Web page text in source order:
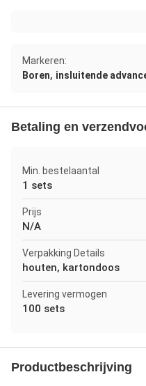
Markeren:
Boren, insluitende
Betaling en
Min. bestelaantal
1 sets
Prijs
N/A
Verpakking Details
houten, kartondoos
Levering vermogen
100 sets
Productbeschrijving